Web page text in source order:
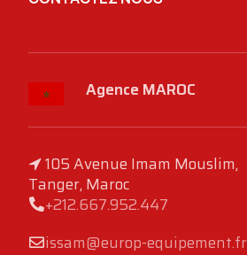
Agence MAROC
105 Avenue Imam Mouslim,
Tanger, Maroc
+212.667.952.447
issam@europ-equipement.fr